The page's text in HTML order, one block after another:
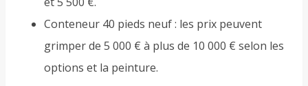
Conteneur 40 pieds neuf : les prix peuvent
grimper de 5 000 € à plus de 10 000 € selon les
options et la peinture.